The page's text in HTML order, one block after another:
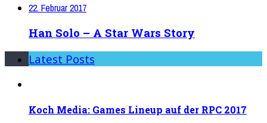
22. Februar 2017
Han Solo – A Star Wars Story
Latest Posts
Koch Media: Games Lineup auf der RPC 2017